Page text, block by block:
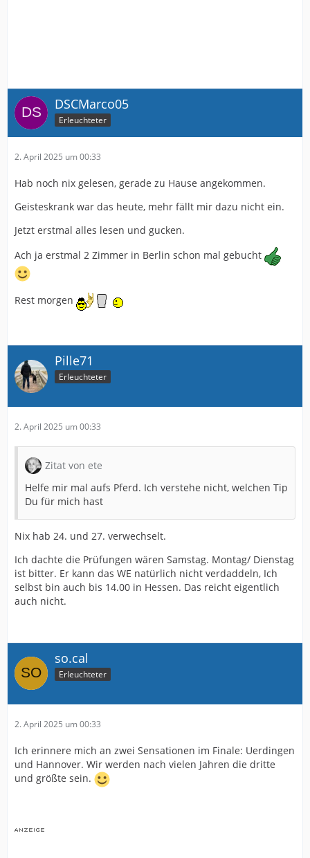
DSCMarco05
Erleuchteter
2. April 2025 um 00:33
Hab noch nix gelesen, gerade zu Hause angekommen.
Geisteskrank war das heute, mehr fällt mir dazu nicht ein.
Jetzt erstmal alles lesen und gucken.
Ach ja erstmal 2 Zimmer in Berlin schon mal gebucht
Rest morgen
Pille71
Erleuchteter
2. April 2025 um 00:33
Zitat von ete
Helfe mir mal aufs Pferd. Ich verstehe nicht, welchen Tip
Du für mich hast
Nix hab 24. und 27. verwechselt.
Ich dachte die Prüfungen wären Samstag. Montag/ Dienstag
ist bitter. Er kann das WE natürlich nicht verdaddeln, Ich
selbst bin auch bis 14.00 in Hessen. Das reicht eigentlich
auch nicht.
so.cal
Erleuchteter
2. April 2025 um 00:33
Ich erinnere mich an zwei Sensationen im Finale: Uerdingen
und Hannover. Wir werden nach vielen Jahren die dritte
und größte sein.